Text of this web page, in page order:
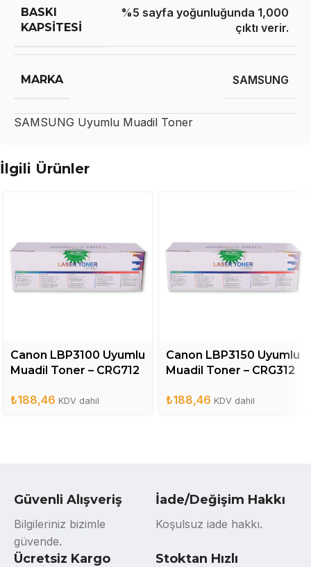
BASKI
KAPSITESI
%5 sayfa yoğunluğunda 1,000
çıktı verir.
MARKA SAMSUNG
SAMSUNG Uyumlu Muadil Toner
İlgili Ürünler
Canon LBP3100 Uyumlu
Muadil Toner – CRG712
₺188,46 KDV dahil
Canon LBP3150 Uyumlu
Muadil Toner – CRG312
₺188,46 KDV dahil
Güvenli Alışveriş
Bilgileriniz bizimle
güvende.
İade/Değişim Hakkı
Koşulsuz iade hakkı.
Ücretsiz Kargo
Stoktan Hızlı